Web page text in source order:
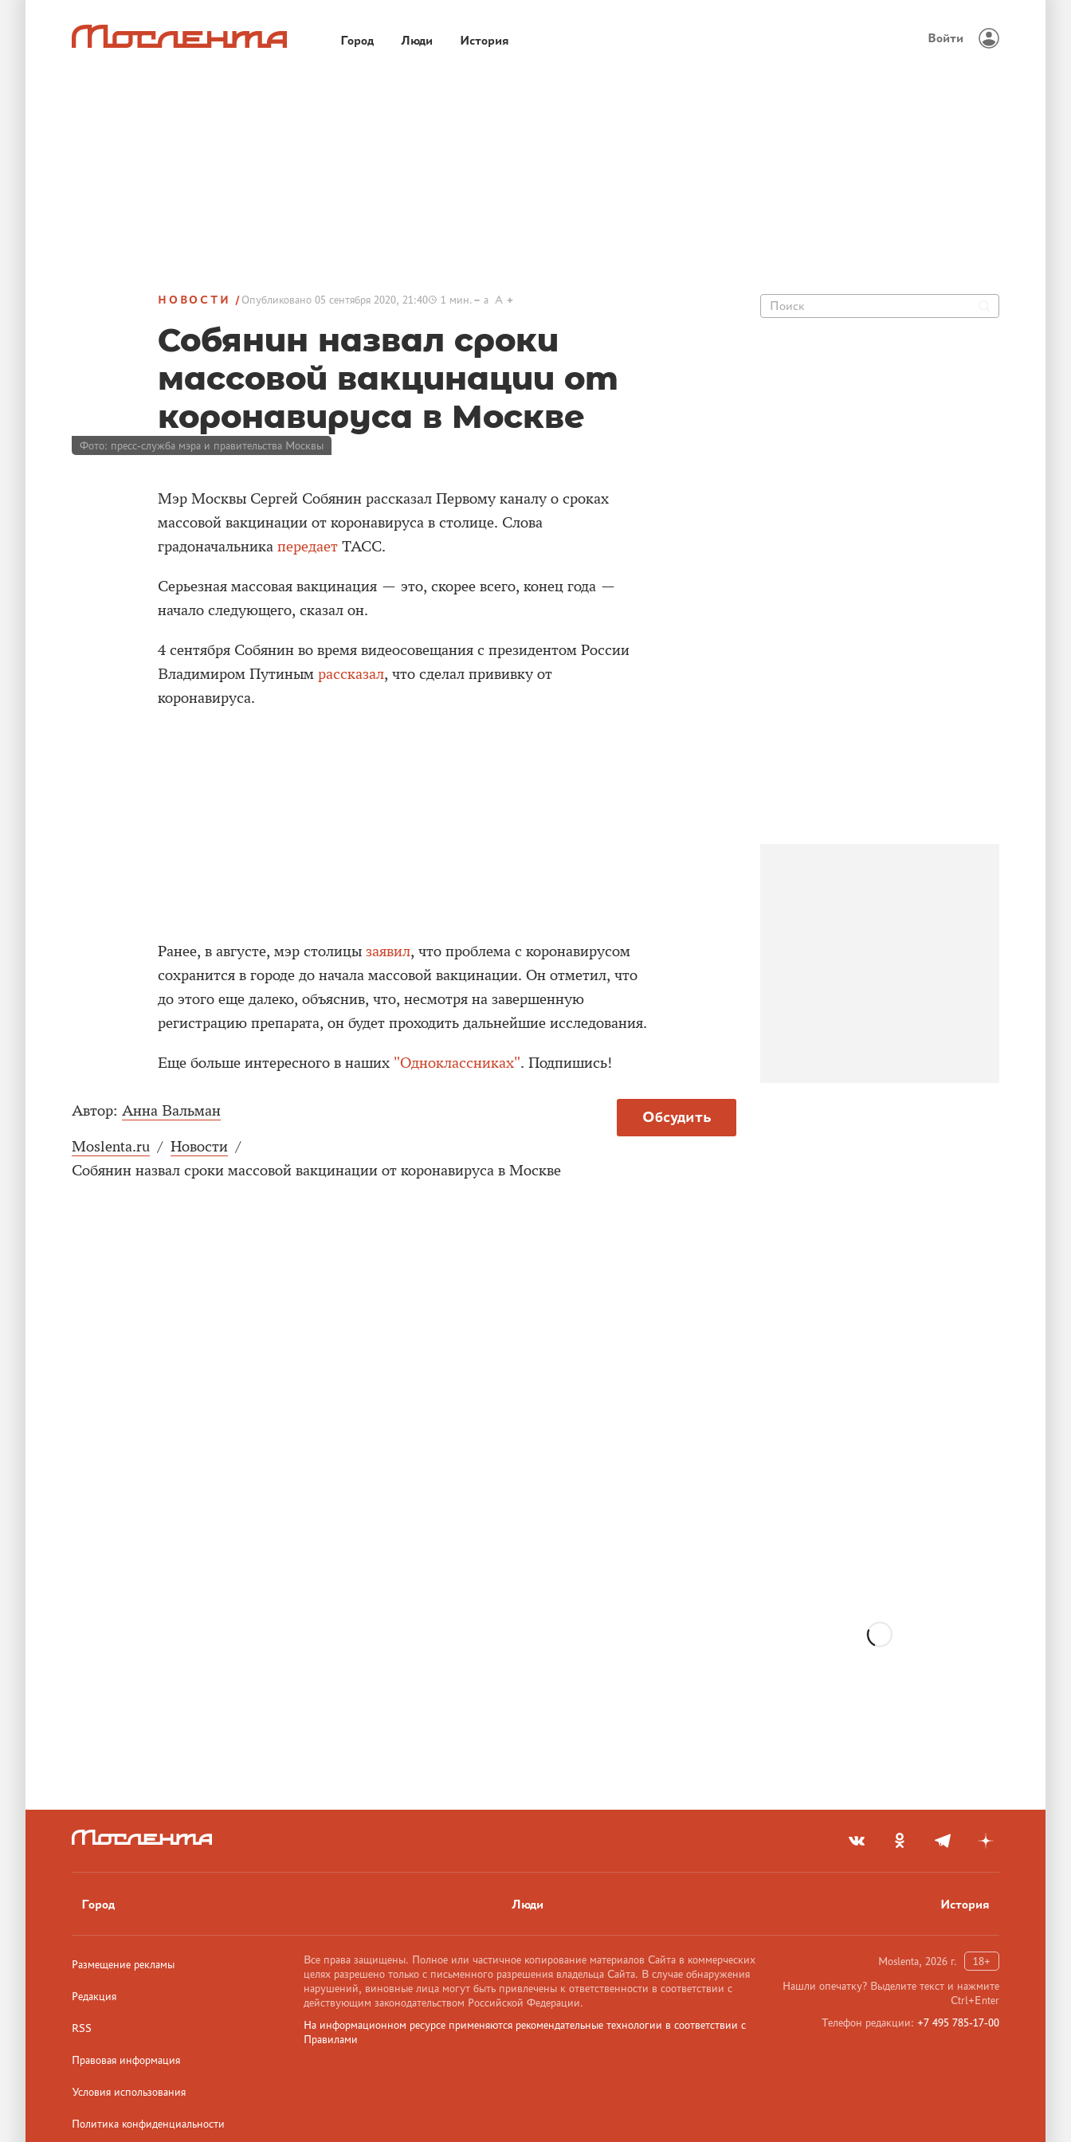
Город Люди История Войти
НОВОСТИ Опубликовано05 сентября 2020, 21:40 1 мин. a A
Собянин назвал сроки
массовой вакцинации от
коронавируса в Москве
Фото: пресс-служба мэра и правительства Москвы
Мэр Москвы Сергей Собянин рассказал Первому каналу о сроках
массовой вакцинации от коронавируса в столице. Слова
градоначальника передает ТАСС.
Серьезная массовая вакцинация — это, скорее всего, конец года —
начало следующего, сказал он.
4 сентября Собянин во время видеосовещания с президентом России
Владимиром Путиным рассказал, что сделал прививку от
коронавируса.
Ранее, в августе, мэр столицы заявил, что проблема с коронавирусом
сохранится в городе до начала массовой вакцинации. Он отметил, что
до этого еще далеко, объяснив, что, несмотря на завершенную
регистрацию препарата, он будет проходить дальнейшие исследования.
Еще больше интересного в наших "Одноклассниках". Подпишись!
Обсудить
Автор: Анна Вальман
Moslenta.ru / Новости /
Собянин назвал сроки массовой вакцинации от коронавируса в Москве
Город Люди История
Размещение рекламы
Редакция
RSS
Правовая информация
Условия использования
Политика конфиденциальности
Moslenta, 2026 г.
18+
Нашли опечатку? Выделите текст и нажмите
Ctrl+Enter
Телефон редакции: +7 495 785-17-00
Все права защищены. Полное или частичное копирование материалов Сайта в коммерческих
целях разрешено только с письменного разрешения владельца Сайта. В случае обнаружения
нарушений, виновные лица могут быть привлечены к ответственности в соответствии с
действующим законодательством Российской Федерации.
На информационном ресурсе применяются рекомендательные технологии в соответствии с
Правилами